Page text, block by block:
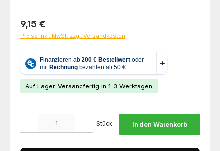
Regulärer Preis:
9,15 €
Preise inkl. MwSt. zzgl. Versandkosten
Auf Lager. Versandfertig in 1-3 Werktagen.
Stück In den Warenkorb